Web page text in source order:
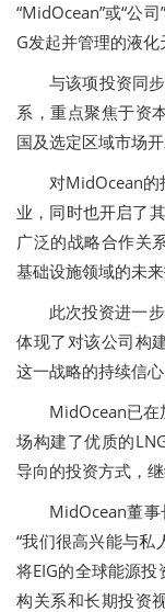
“MidOcean”或“公
G发起并管理的液化
与该项投资同
系，重点聚焦于资
国及选定区域市场
对MidOcean的
业，同时也开启了
广泛的战略合作关
基础设施领域的未
此次投资进一
体现了对该公司构
这一战略的持续信心
MidOcean已在
场构建了优质的
导向的投资方式，
MidOcean董事
“我们很高兴能与
将EIG的全球能源
构关系和长期投资